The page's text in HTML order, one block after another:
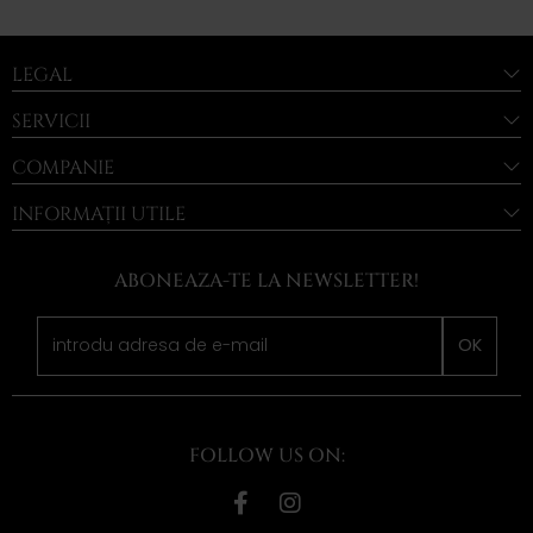
LEGAL
SERVICII
COMPANIE
INFORMAȚII UTILE
ABONEAZA-TE LA NEWSLETTER!
OK
FOLLOW US ON: